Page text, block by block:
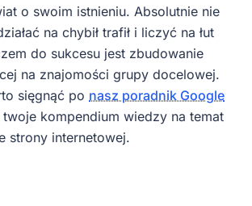
o swoim istnieniu. Absolutnie nie
na chybił trafił i liczyć na łut
do sukcesu jest zbudowanie
na znajomości grupy docelowej.
sięgnąć po nasz poradnik Google
kompendium wiedzy na temat
strony internetowej.